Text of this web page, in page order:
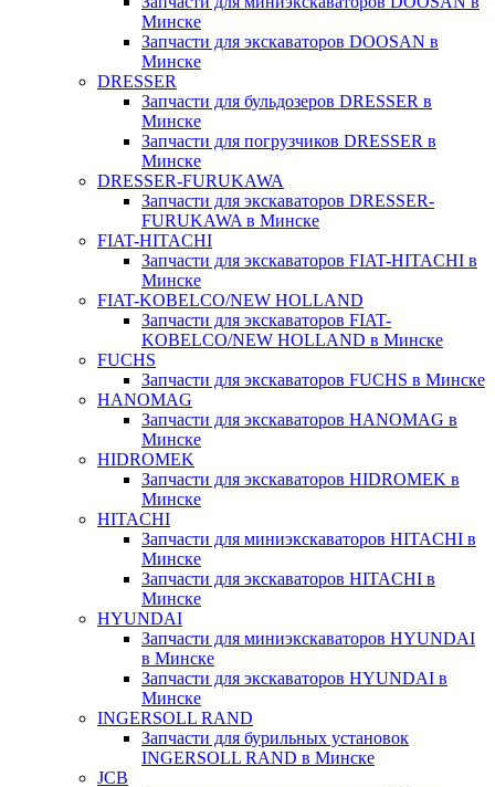
Минске
Запчасти для экскаваторов DOOSAN в
Минске
DRESSER
Запчасти для бульдозеров DRESSER в
Минске
Запчасти для погрузчиков DRESSER в
Минске
DRESSER-FURUKAWA
Запчасти для экскаваторов DRESSER-
FURUKAWA в Минске
FIAT-HITACHI
Запчасти для экскаваторов FIAT-HITACHI в
Минске
FIAT-KOBELCO/NEW HOLLAND
Запчасти для экскаваторов FIAT-
KOBELCO/NEW HOLLAND в Минске
FUCHS
Запчасти для экскаваторов FUCHS в Минске
HANOMAG
Запчасти для экскаваторов HANOMAG в
Минске
HIDROMEK
Запчасти для экскаваторов HIDROMEK в
Минске
HITACHI
Запчасти для миниэкскаваторов HITACHI в
Минске
Запчасти для экскаваторов HITACHI в
Минске
HYUNDAI
Запчасти для миниэкскаваторов HYUNDAI
в Минске
Запчасти для экскаваторов HYUNDAI в
Минске
INGERSOLL RAND
Запчасти для бурильных установок
INGERSOLL RAND в Минске
JCB